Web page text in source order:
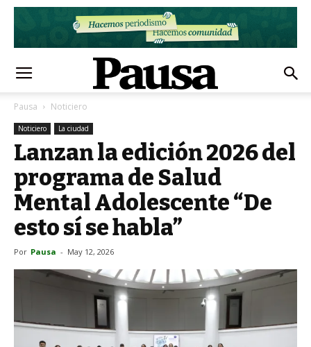
Pausa Noticiero
Noticiero La ciudad
Lanzan la edición 2026 del
programa de Salud
Mental Adolescente “De
esto sí se habla”
Por Pausa - May 12, 2026